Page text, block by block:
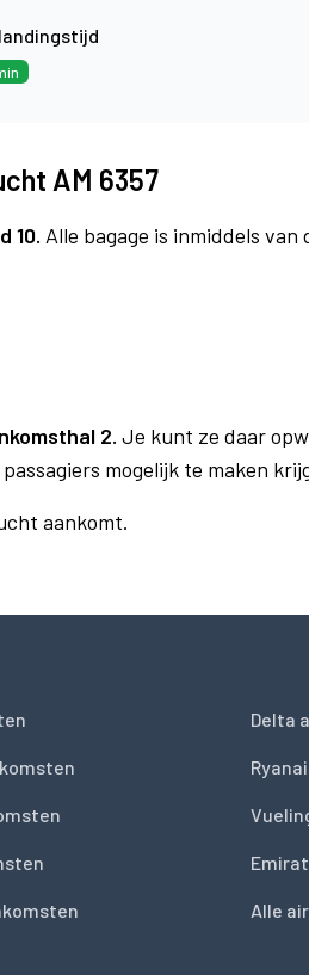
AM 6357
10. Alle bagage is inmiddels
2. Je kunt ze daar
mogelijk te maken
aankomt.
Delta
Alle